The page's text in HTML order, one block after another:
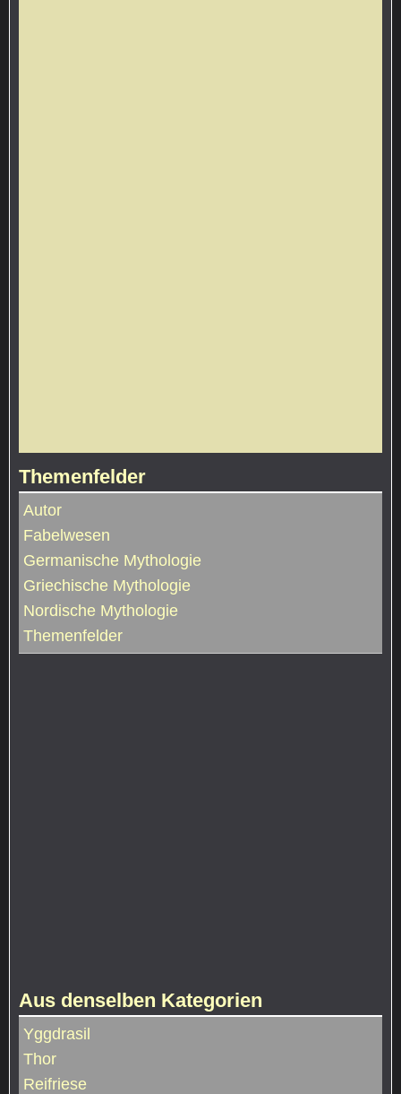
Themenfelder
Autor
Fabelwesen
Germanische Mythologie
Griechische Mythologie
Nordische Mythologie
Themenfelder
Aus denselben Kategorien
Yggdrasil
Thor
Reifriese